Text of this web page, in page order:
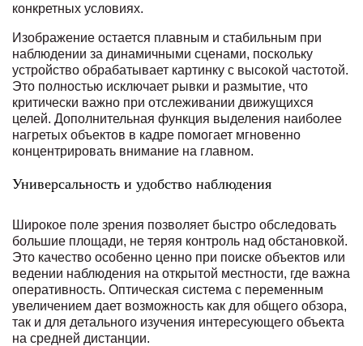
конкретных условиях.
Изображение остается плавным и стабильным при
наблюдении за динамичными сценами, поскольку
устройство обрабатывает картинку с высокой частотой.
Это полностью исключает рывки и размытие, что
критически важно при отслеживании движущихся
целей. Дополнительная функция выделения наиболее
нагретых объектов в кадре помогает мгновенно
концентрировать внимание на главном.
Универсальность и удобство наблюдения
Широкое поле зрения позволяет быстро обследовать
большие площади, не теряя контроль над обстановкой.
Это качество особенно ценно при поиске объектов или
ведении наблюдения на открытой местности, где важна
оперативность. Оптическая система с переменным
увеличением дает возможность как для общего обзора,
так и для детального изучения интересующего объекта
на средней дистанции.